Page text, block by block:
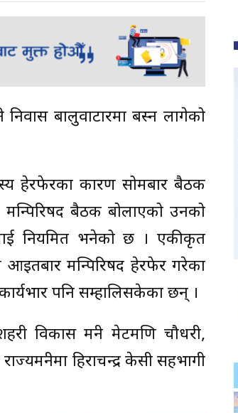
बालुवाटारमा बस्न लागेको
हेरफेरका कारण सोमबार बैठक
बैठक बोलाएको उनको
नियमित भनेको छ । एकीकृत
आइतबार मन्त्रिपरिषद हेरफेर गरेका
पनि सम्हालिसकेका छन् ।
विकास मन्त्री मेटमणि चौधरी,
हिराचन्द्र केसी सहभागी